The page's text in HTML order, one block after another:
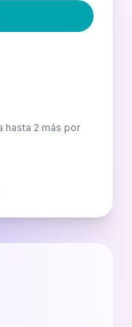
hasta 2 más por